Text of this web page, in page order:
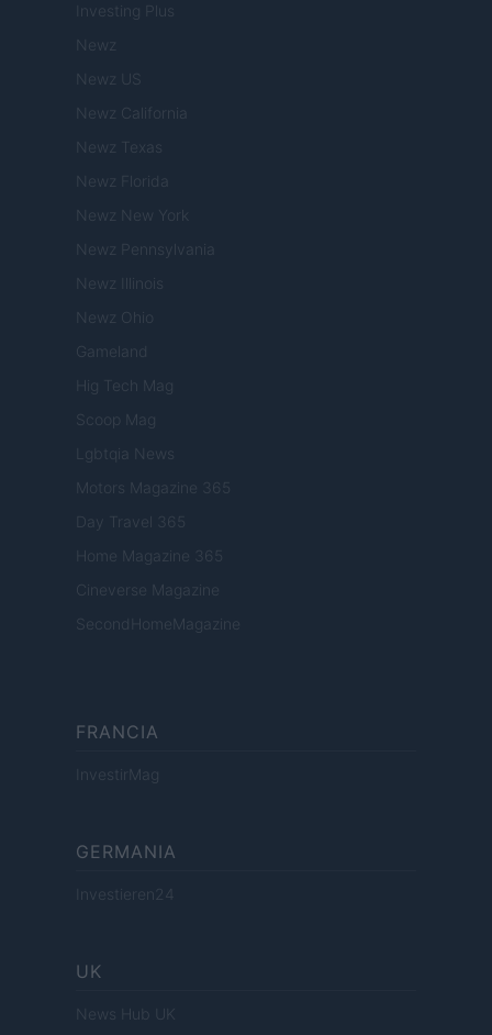
Investing Plus
Newz
Newz US
Newz California
Newz Texas
Newz Florida
Newz New York
Newz Pennsylvania
Newz Illinois
Newz Ohio
Gameland
Hig Tech Mag
Scoop Mag
Lgbtqia News
Motors Magazine 365
Day Travel 365
Home Magazine 365
Cineverse Magazine
SecondHomeMagazine
FRANCIA
InvestirMag
GERMANIA
Investieren24
UK
News Hub UK